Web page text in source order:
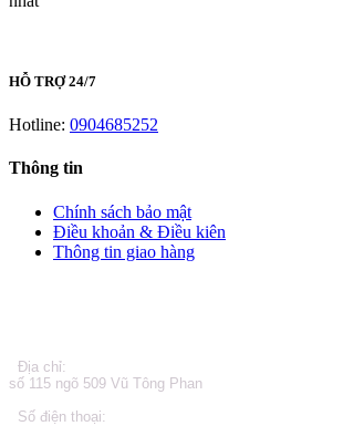
HỖ TRỢ 24/7
Hotline: 0904685252
Thông tin
Chính sách bảo mật
Điều khoản & Điều kiên
Thông tin giao hàng
Địa chỉ:
số 115 ngõ 509 Vũ Tông Phan
Số điện thoại: